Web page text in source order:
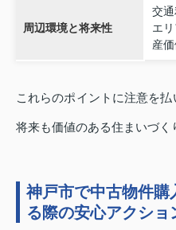
周辺環境と将来性
交通
エ
産
これらのポイントに注意を払
将来も価値のある住まいづく
神戸市で中古物件購
る際の安心アクショ